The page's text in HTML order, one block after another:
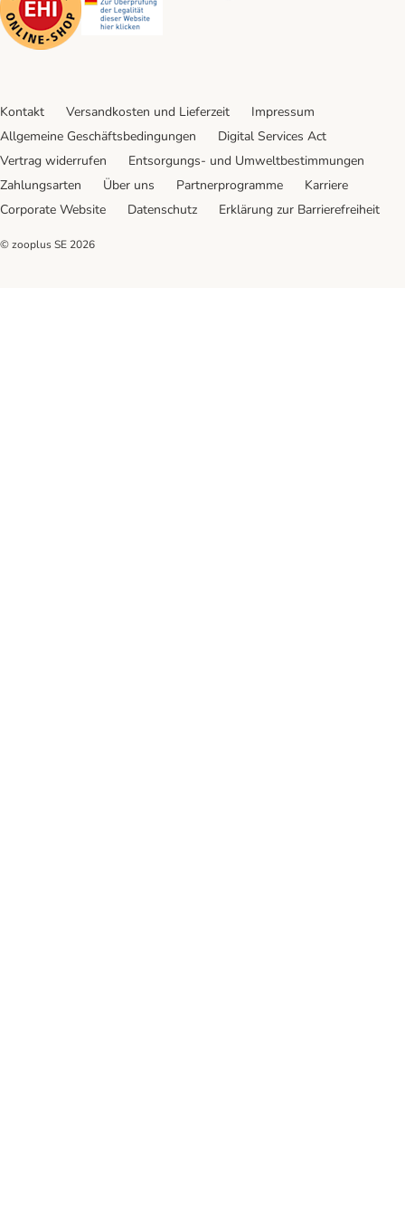
Kontakt Versandkosten und Lieferzeit
Impressum
Allgemeine Geschäftsbedingungen
Digital Services Act
Vertrag widerrufen
Entsorgungs- und Umweltbestimmungen
Zahlungsarten
Über uns Partnerprogramme
Karriere
Corporate Website
Datenschutz Erklärung zur Barrierefreiheit
© zooplus SE 2026